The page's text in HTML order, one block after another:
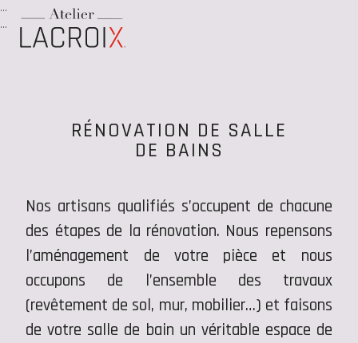
…
…
RÉNOVATION DE SALLE
DE BAINS
Nos artisans qualifiés s’occupent de chacune
des étapes de la rénovation. Nous repensons
l’aménagement de votre pièce et nous
occupons de l’ensemble des travaux
(revêtement de sol, mur, mobilier…) et faisons
de votre salle de bain un véritable espace de